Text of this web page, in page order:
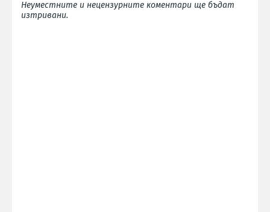
Неуместните и нецензурните коментари ще бъдат
изтривани.